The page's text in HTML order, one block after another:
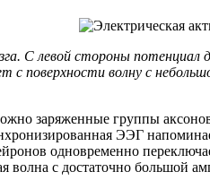
С левой стороны
поверхности волну с
заряженные группы
ЭЭГ
одновременно
волна с достаточно большой